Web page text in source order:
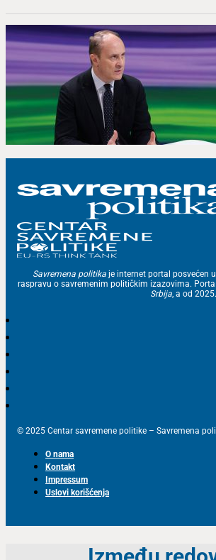
Savremena politika je internet portal posvećen
raspravu o savremenim političkim izazovima.
Srbija, a od
© 2025 Centar savremene politike – Savremena
O nama
Kontakt
Impressum
Uslovi korišćenja